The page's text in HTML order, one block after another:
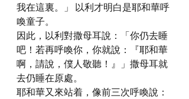
我在這裏。」 以利才明白是耶和華呼
喚童子。
因此，以利對撒母耳說：「你仍去睡
吧！若再呼喚你，你就說：『耶和華
啊，請說，僕人敬聽！』」撒母耳就
去仍睡在原處。
耶和華又來站着，像前三次呼喚說：